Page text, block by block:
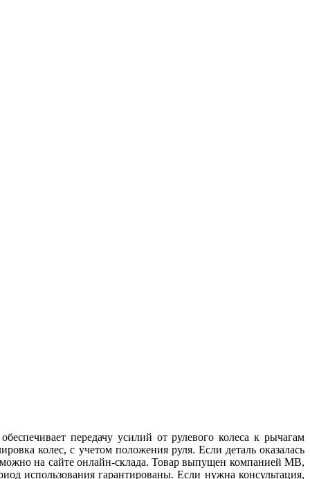
передачу усилий от рулевого колеса к рычагам
колес, с учетом положения руля. Если деталь оказалась
на сайте онлайн-склада. Товар выпущен компанией MB,
использования гарантированы. Если нужна консультация,